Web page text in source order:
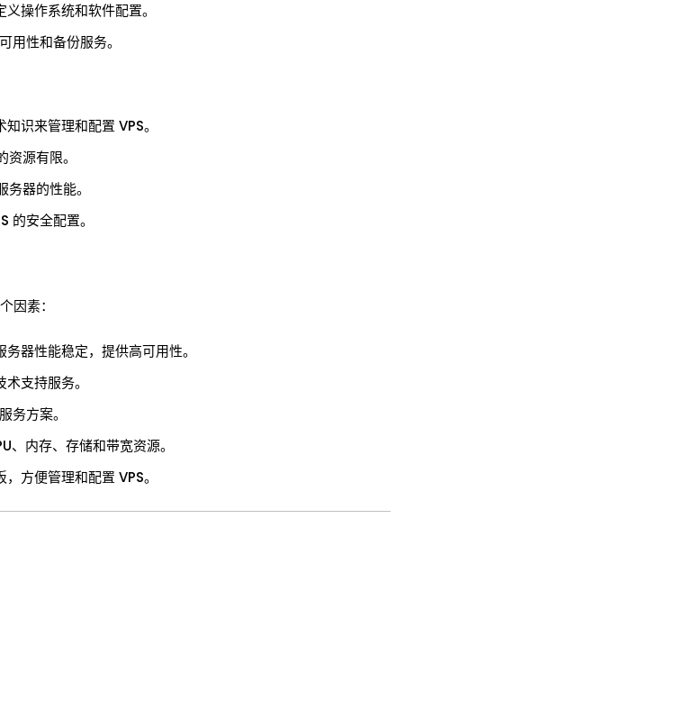
操作系统和软件配置。
用性和备份服务。
识来管理和配置 VPS。
源有限。
器的性能。
的安全配置。
因素：
器性能稳定，提供高可用性。
支持服务。
务方案。
、内存、存储和带宽资源。
方便管理和配置 VPS。